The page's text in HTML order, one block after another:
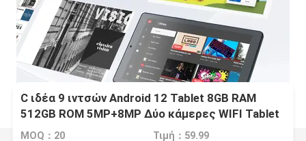
C ιδέα 9 ιντσών Android 12 Tablet 8GB RAM
512GB ROM 5MP+8MP Δύο κάμερες WIFI Tablet
με SIM CM915 (πράσινο)
MOQ：20 Τιμή：59.99